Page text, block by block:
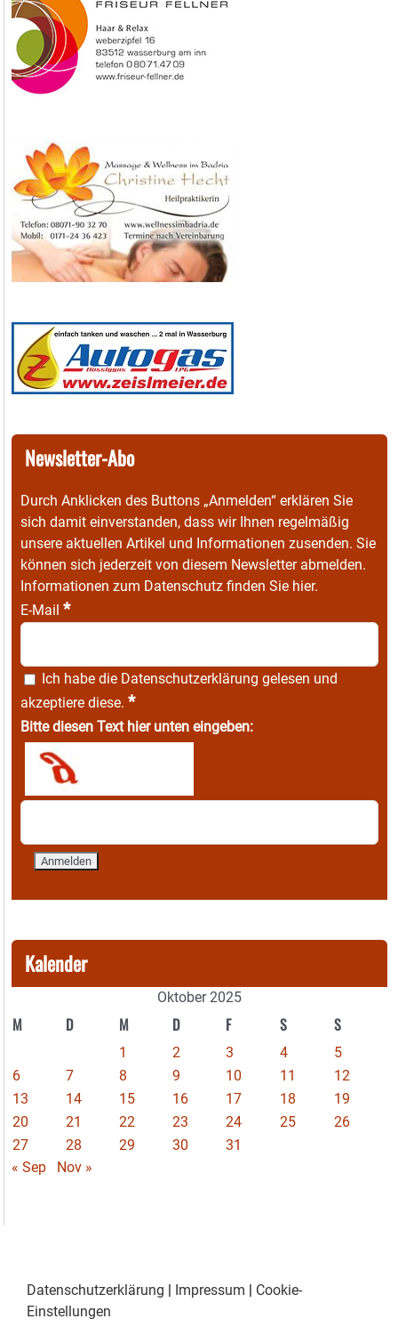
Newsletter-Abo
Durch Anklicken des Buttons „Anmelden“ erklären Sie
sich damit einverstanden, dass wir Ihnen regelmäßig
unsere aktuellen Artikel und Informationen zusenden. Sie
können sich jederzeit von diesem Newsletter abmelden.
Informationen zum Datenschutz finden Sie hier.
E-Mail *
Ich habe die Datenschutzerklärung gelesen und
akzeptiere diese. *
Bitte diesen Text hier unten eingeben:
Kalender
Oktober 2025
M D M D F S S
1 2 3 4
5
6
7 8 9 10 11
12
13
14 15 16 17 18
19
20
21 22 23 24 25
26
27
28 29 30
31
« Sep
Nov »
Datenschutzerklärung | Impressum | Cookie-
Einstellungen